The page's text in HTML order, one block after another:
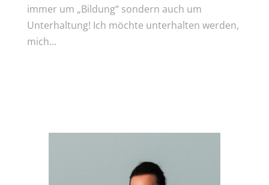
immer um „Bildung“ sondern auch um
Unterhaltung! Ich möchte unterhalten werden,
mich...